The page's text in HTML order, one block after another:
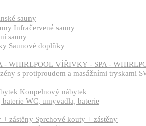
sauny
Infračervené sauny
sauny
Saunové doplňky
VÍŘIVKY - SPA -
Koupelnový nábytek
WC, umyvadla, baterie
Sprchové kouty + zástěny